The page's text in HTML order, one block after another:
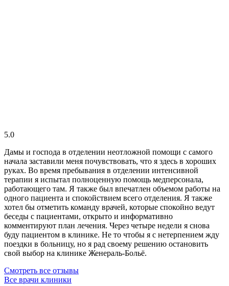
5.0
Дамы и господа в отделении неотложной помощи с самого
начала заставили меня почувствовать, что я здесь в хороших
руках. Во время пребывания в отделении интенсивной
терапии я испытал полноценную помощь медперсонала,
работающего там. Я также был впечатлен объемом работы на
одного пациента и спокойствием всего отделения. Я также
хотел бы отметить команду врачей, которые спокойно ведут
беседы с пациентами, открыто и информативно
комментируют план лечения. Через четыре недели я снова
буду пациентом в клинике. Не то чтобы я с нетерпением жду
поездки в больницу, но я рад своему решению остановить
свой выбор на клинике Женераль-Больё.
Смотреть все отзывы
Все врачи клиники